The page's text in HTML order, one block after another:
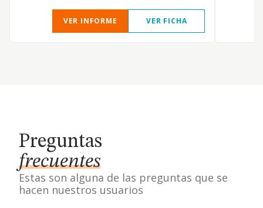
VER INFORME VER FICHA
Preguntas
frecuentes
Estas son alguna de las preguntas que se
hacen nuestros usuarios